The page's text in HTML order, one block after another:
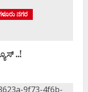
ನಗರ
..!